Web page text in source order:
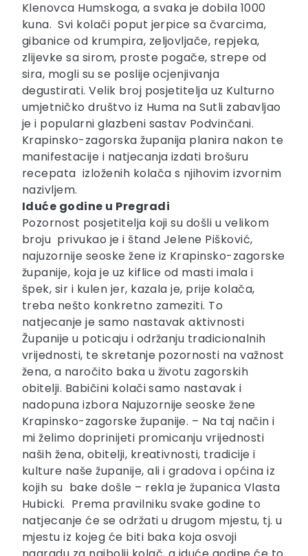
Klenovca Humskoga, a svaka je dobila 1000
kuna. Svi kolači poput jerpice sa čvarcima,
gibanice od krumpira, zeljovljače, repjeka,
zlijevke sa sirom, proste pogače, strepe od
sira, mogli su se poslije ocjenjivanja
degustirati. Velik broj posjetitelja uz Kulturno
umjetničko društvo iz Huma na Sutli zabavljao
je i popularni glazbeni sastav Podvinčani.
Krapinsko-zagorska županija planira nakon te
manifestacije i natjecanja izdati brošuru
recepata izloženih kolača s njihovim izvornim
nazivljem.
Iduće godine u Pregradi
Pozornost posjetitelja koji su došli u velikom
broju privukao je i štand Jelene Pišković,
najuzornije seoske žene iz Krapinsko-zagorske
županije, koja je uz kiflice od masti imala i
špek, sir i kulen jer, kazala je, prije kolača,
treba nešto konkretno zameziti. To
natjecanje je samo nastavak aktivnosti
Županije u poticaju i održanju tradicionalnih
vrijednosti, te skretanje pozornosti na važnost
žena, a naročito baka u životu zagorskih
obitelji. Babičini kolači samo nastavak i
nadopuna izbora Najuzornije seoske žene
Krapinsko-zagorske županije. – Na taj način i
mi želimo doprinijeti promicanju vrijednosti
naših žena, obitelji, kreativnosti, tradicije i
kulture naše županije, ali i gradova i općina iz
kojih su bake došle – rekla je županica Vlasta
Hubicki. Prema pravilniku svake godine to
natjecanje će se održati u drugom mjestu, tj. u
mjestu iz kojeg će biti baka koja osvoji